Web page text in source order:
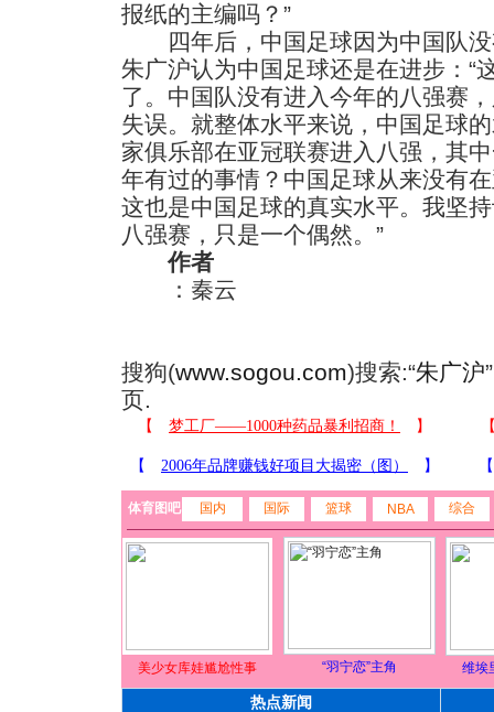
报纸的主编吗？”
四年后，中国足球因为中国队没
朱广沪认为中国足球还是在进步：“
了。中国队没有进入今年的八强赛
失误。就整体水平来说，中国足球
家俱乐部在亚冠联赛进入八强，其
年有过的事情？中国足球从来没有
这也是中国足球的真实水平。我坚
八强赛，只是一个偶然。”
作者
：秦云
搜狗(www.sogou.com)搜索:“朱广沪
页.
体育图吧 国内 国际 篮球 NBA 综合
美少女库娃尴尬性事 “羽宁恋”主角 维埃
热点新闻